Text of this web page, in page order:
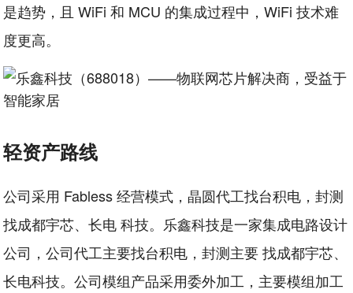
是趋势，且 WiFi 和 MCU 的集成过程中，WiFi 技术难
度更高。
轻资产路线
公司采用 Fabless 经营模式，晶圆代工找台积电，封测
找成都宇芯、长电 科技。乐鑫科技是一家集成电路设计
公司，公司代工主要找台积电，封测主要 找成都宇芯、
长电科技。公司模组产品采用委外加工，主要模组加工